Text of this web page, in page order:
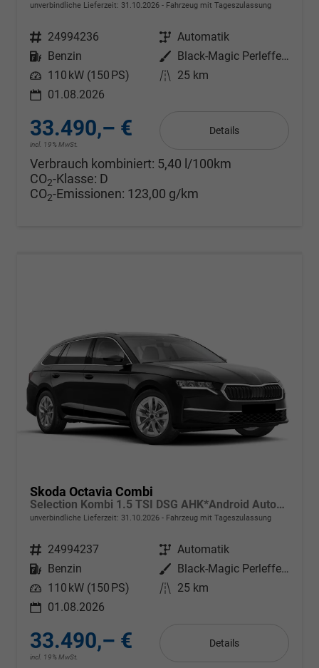
unverbindliche Lieferzeit: 31.10.2026 Fahrzeug mit Tageszulassung
Fahrzeugnr. 24994236 Getriebe Automatik
Kraftstoff
Benzin Außenfarbe
Black-Magic Perleffekt
Leistung 110 kW (150 PS) Kilometerstand 25 km
01.08.2026
33.490,– €
incl. 19% MwSt.
Details
Verbrauch kombiniert: 5,40 l/100km
CO2-Klasse: D
CO2-Emissionen: 123,00 g/km
Skoda Octavia Combi
Selection Kombi 1.5 TSI DSG AHK*Android Auto*ACC*SHZ*E-Heck*Keyless*Kamera*2Z Klimaauto
unverbindliche Lieferzeit: 31.10.2026 Fahrzeug mit Tageszulassung
Fahrzeugnr. 24994237 Getriebe Automatik
Kraftstoff
Benzin Außenfarbe
Black-Magic Perleffekt
Leistung 110 kW (150 PS) Kilometerstand 25 km
01.08.2026
33.490,– €
incl. 19% MwSt.
Details